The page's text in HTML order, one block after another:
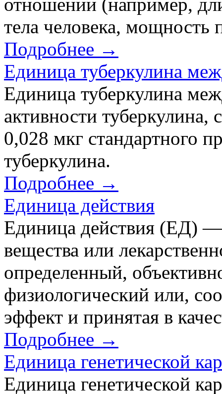
тела человека,
Подробнее →
Единица туберкулина
Единица туберкулина
активности туберкулина,
0,028 мкг стандартного
туберкулина.
Подробнее →
Единица действия
Единица действия (ЕД) —
вещества или
определенный,
физиологический или,
эффект и принятая в
Подробнее →
Единица генетической
Единица генетической